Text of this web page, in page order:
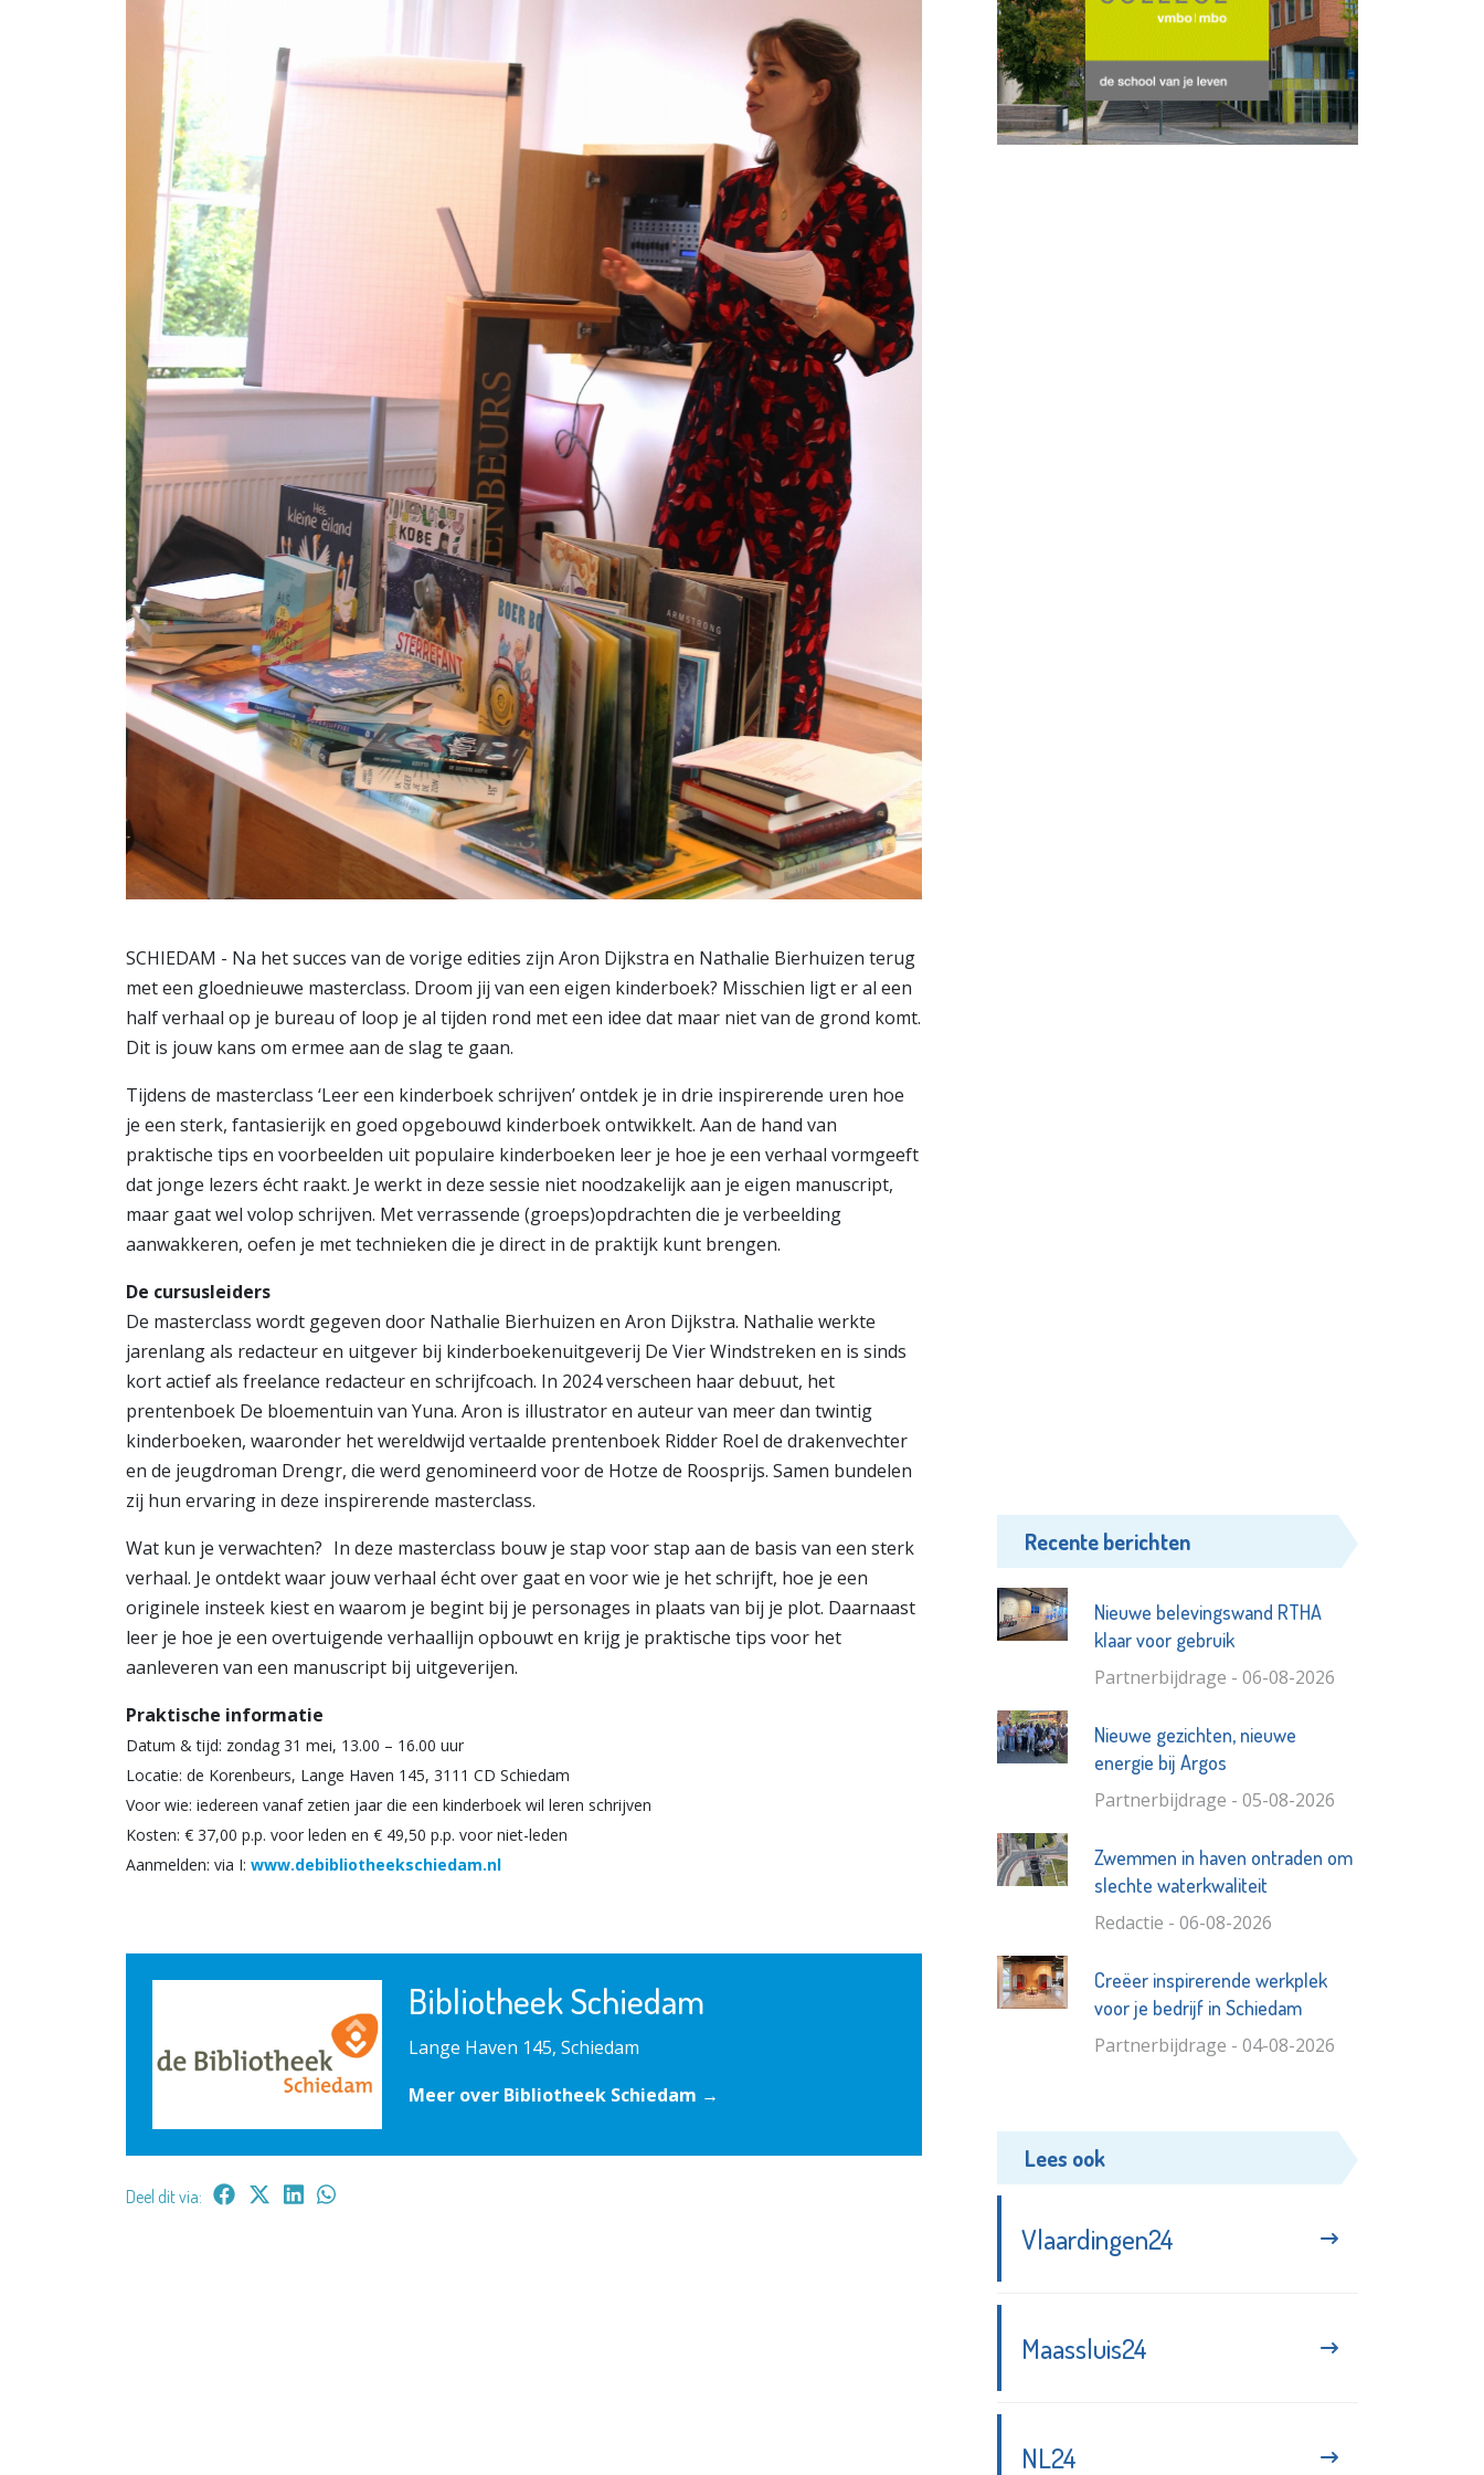
SCHIEDAM - Na het succes van de vorige edities zijn Aron Dijkstra en Nathalie Bierhuizen terug
met een gloednieuwe masterclass. Droom jij van een eigen kinderboek? Misschien ligt er al een
half verhaal op je bureau of loop je al tijden rond met een idee dat maar niet van de grond komt.
Dit is jouw kans om ermee aan de slag te gaan.
Tijdens de masterclass ‘Leer een kinderboek schrijven’ ontdek je in drie inspirerende uren hoe
je een sterk, fantasierijk en goed opgebouwd kinderboek ontwikkelt. Aan de hand van
praktische tips en voorbeelden uit populaire kinderboeken leer je hoe je een verhaal vormgeeft
dat jonge lezers écht raakt. Je werkt in deze sessie niet noodzakelijk aan je eigen manuscript,
maar gaat wel volop schrijven. Met verrassende (groeps)opdrachten die je verbeelding
aanwakkeren, oefen je met technieken die je direct in de praktijk kunt brengen.
De cursusleiders
De masterclass wordt gegeven door Nathalie Bierhuizen en Aron Dijkstra. Nathalie werkte
jarenlang als redacteur en uitgever bij kinderboekenuitgeverij De Vier Windstreken en is sinds
kort actief als freelance redacteur en schrijfcoach. In 2024 verscheen haar debuut, het
prentenboek De bloementuin van Yuna. Aron is illustrator en auteur van meer dan twintig
kinderboeken, waaronder het wereldwijd vertaalde prentenboek Ridder Roel de drakenvechter
en de jeugdroman Drengr, die werd genomineerd voor de Hotze de Roosprijs. Samen bundelen
zij hun ervaring in deze inspirerende masterclass.
Wat kun je verwachten? In deze masterclass bouw je stap voor stap aan de basis van een sterk
verhaal. Je ontdekt waar jouw verhaal écht over gaat en voor wie je het schrijft, hoe je een
originele insteek kiest en waarom je begint bij je personages in plaats van bij je plot. Daarnaast
leer je hoe je een overtuigende verhaallijn opbouwt en krijg je praktische tips voor het
aanleveren van een manuscript bij uitgeverijen.
Praktische informatie
Datum & tijd: zondag 31 mei, 13.00 – 16.00 uur
Locatie: de Korenbeurs, Lange Haven 145, 3111 CD Schiedam
Voor wie: iedereen vanaf zetien jaar die een kinderboek wil leren schrijven
Kosten: € 37,00 p.p. voor leden en € 49,50 p.p. voor niet-leden
Aanmelden: via I: www.debibliotheekschiedam.nl
Bibliotheek Schiedam
Lange Haven 145, Schiedam
Meer over Bibliotheek Schiedam →
Deel dit via:
Recente berichten
Nieuwe belevingswand RTHA
klaar voor gebruik
Partnerbijdrage - 06-08-2026
Nieuwe gezichten, nieuwe
energie bij Argos
Partnerbijdrage - 05-08-2026
Zwemmen in haven ontraden om
slechte waterkwaliteit
Redactie - 06-08-2026
Creëer inspirerende werkplek
voor je bedrijf in Schiedam
Partnerbijdrage - 04-08-2026
Lees ook
Vlaardingen24
Maassluis24
NL24